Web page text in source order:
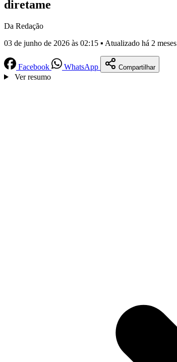
diretame
Da Redação
03 de junho de 2026 às 02:15 ▪ Atualizado há 2 meses
Facebook WhatsApp Compartilhar
Ver resumo